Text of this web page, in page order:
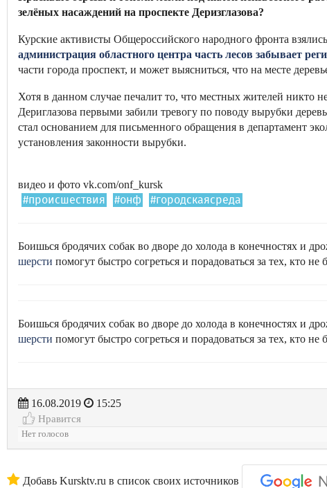
зелёных насаждений на проспекте Деризглазова?
Курские активисты Общероссийского народного фронта
администрация областного центра часть лесов забывает
части города проспект, и может выясниться, что на месте
Хотя в данном случае печалит то, что местных жителей никто
Дериглазова первыми забили тревогу по поводу вырубки
стал основанием для письменного обращения в департамент
установления законности вырубки.
видео и фото vk.com/onf_kursk
#происшествия #онф #городскаясреда
Боишься бродячих собак во дворе до холода в конечностях и
шерсти помогут быстро согреться и порадоваться за тех, кто не
Боишься бродячих собак во дворе до холода в конечностях и
шерсти помогут быстро согреться и порадоваться за тех, кто не
16.08.2019
15:25
Нравится
Нет голосов
Добавь Kursktv.ru в список своих источников